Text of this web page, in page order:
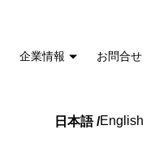
企業情報 お問合せ
English